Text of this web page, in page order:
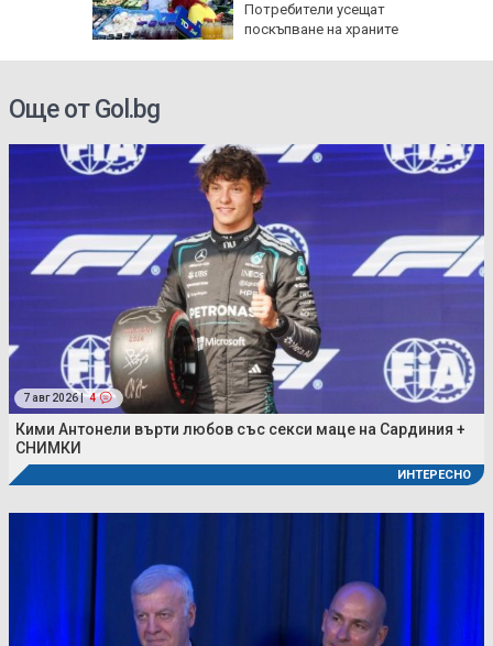
Потребители усещат
поскъпване на храните
Още от Gol.bg
7 авг 2026 | 4
Кими Антонели върти любов със секси маце на Сардиния +
СНИМКИ
ИНТЕРЕСНО